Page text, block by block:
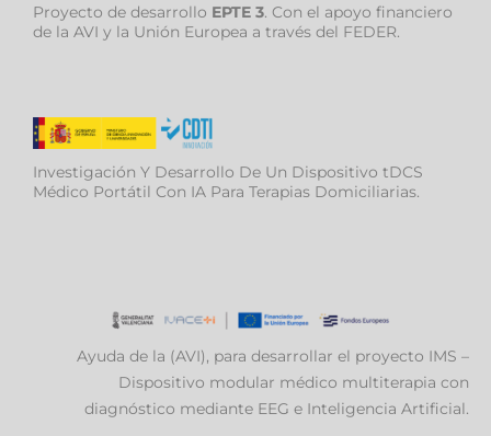
Proyecto de desarrollo EPTE 3. Con el apoyo financiero
de la AVI y la Unión Europea a través del FEDER.
Investigación Y Desarrollo De Un Dispositivo tDCS
Médico Portátil Con IA Para Terapias Domiciliarias.
Ayuda de la (AVI), para desarrollar el proyecto IMS –
Dispositivo modular médico multiterapia con
diagnóstico mediante EEG e Inteligencia Artificial.